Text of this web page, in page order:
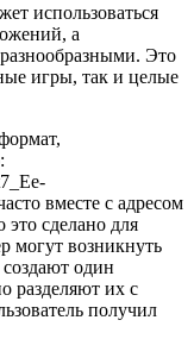
использоваться
а
Это
игры, так и целые
вместе с адресом
сделано для
могут возникнуть
один
разделяют их с
получил